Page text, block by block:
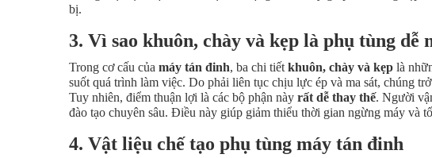
bị.
3. Vì sao khuôn, chày và kẹp là phụ tùng dễ
Trong cơ cấu của máy tán đinh, ba chi tiết khuôn, chày và kẹp là
suốt quá trình làm việc. Do phải liên tục chịu lực ép và ma sát, chúng
Tuy nhiên, điểm thuận lợi là các bộ phận này rất dễ thay thế. Người
đào tạo chuyên sâu. Điều này giúp giảm thiểu thời gian ngừng máy và
4. Vật liệu chế tạo phụ tùng máy tán đinh